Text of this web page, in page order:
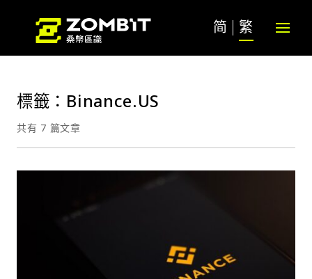
简 繁
標籤：Binance.US
共有 7 篇文章